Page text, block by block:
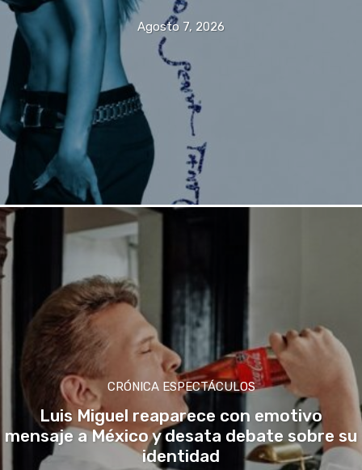
Agosto 7, 2026
CRÓNICA ESPECTÁCULOS
Luis Miguel reaparece con emotivo
mensaje a México y desata debate sobre su
identidad